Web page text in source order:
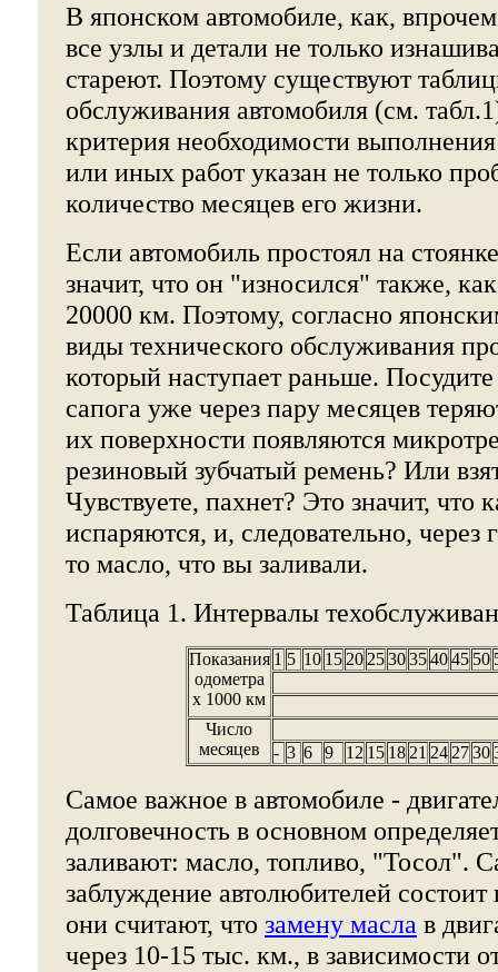
В японском автомобиле, как,
все узлы и детали не только
стареют. Поэтому существуют
обслуживания автомобиля (см.
критерия необходимости
или иных работ указан не только
количество месяцев его жизни.
Если автомобиль простоял на
значит, что он "износился" также,
20000 км. Поэтому, согласно
виды технического обслуживания
который наступает раньше.
сапога уже через пару месяцев
их поверхности появляются
резиновый зубчатый ремень? Или
Чувствуете, пахнет? Это значит, что
испаряются, и, следовательно, через
то масло, что вы заливали.
Таблица 1. Интервалы
Показания
одометра
х 1000 км
1 5 10 15 20 25 30 35 40 45 50
Число
месяцев
- 3 6 9 12 15 18 21 24 27 30
Самое важное в автомобиле -
долговечность в основном
заливают: масло, топливо, "Тосол".
заблуждение автолюбителей состоит
они считают, что замену масла в
через 10-15 тыс. км., в зависимости